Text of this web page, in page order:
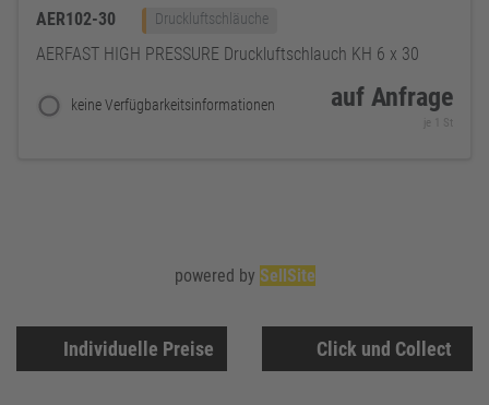
AER102-30 Druckluftschläuche
AERFAST HIGH PRESSURE Druckluftschlauch KH 6 x 30
keine Verfügbarkeitsinformationen auf Anfrage
je 1 St
Individuelle Preise Click und Collect
powered by SellSite